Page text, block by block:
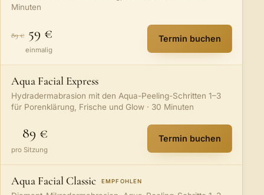
Minuten
89 € 59 €
einmalig
Termin buchen
:Aqua Facial
Aqua Facial Express
Hydradermabrasion mit den Aqua-Peeling-Schritten 1–3
für Porenklärung, Frische und Glow · 30 Minuten
89 €
pro Sitzung
Termin buchen
:Aqua Facial
Aqua Facial Classic EMPFOHLEN